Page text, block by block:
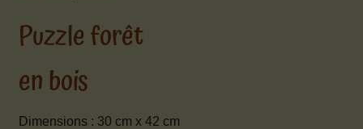
Puzzle forêt
en bois
Dimensions : 30 cm x 42 cm